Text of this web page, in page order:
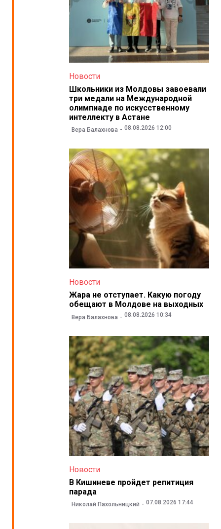
Новости
Школьники из Молдовы завоевали
три медали на Международной
олимпиаде по искусственному
интеллекту в Астане
Вера Балахнова 08.08.2026 12:00
Новости
Жара не отступает. Какую погоду
обещают в Молдове на выходных
Вера Балахнова 08.08.2026 10:34
Новости
В Кишиневе пройдет репитиция
парада
Николай Пахольницкий 07.08.2026 17:44